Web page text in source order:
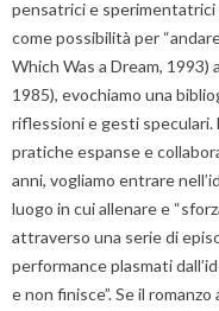
pensatrici e
come possibilità per
Which Was a Dream, 1993)
1985), evochiamo una
riflessioni e gesti
pratiche espanse e
anni, vogliamo entrare
luogo in cui allenare e
attraverso una serie di
performance plasmati
e non finisce”. Se il